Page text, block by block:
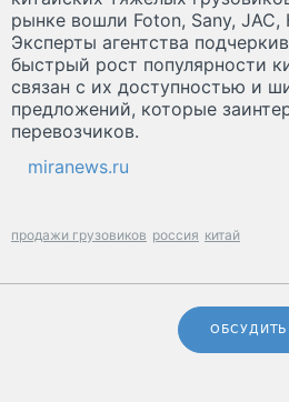
рынке вошли Foton, Sany, JAC,
Эксперты агентства
быстрый рост популярности
связан с их доступностью и
предложений, которые
перевозчиков.
miranews.ru
продажи грузовиков россия китай
ОБСУДИТЬ